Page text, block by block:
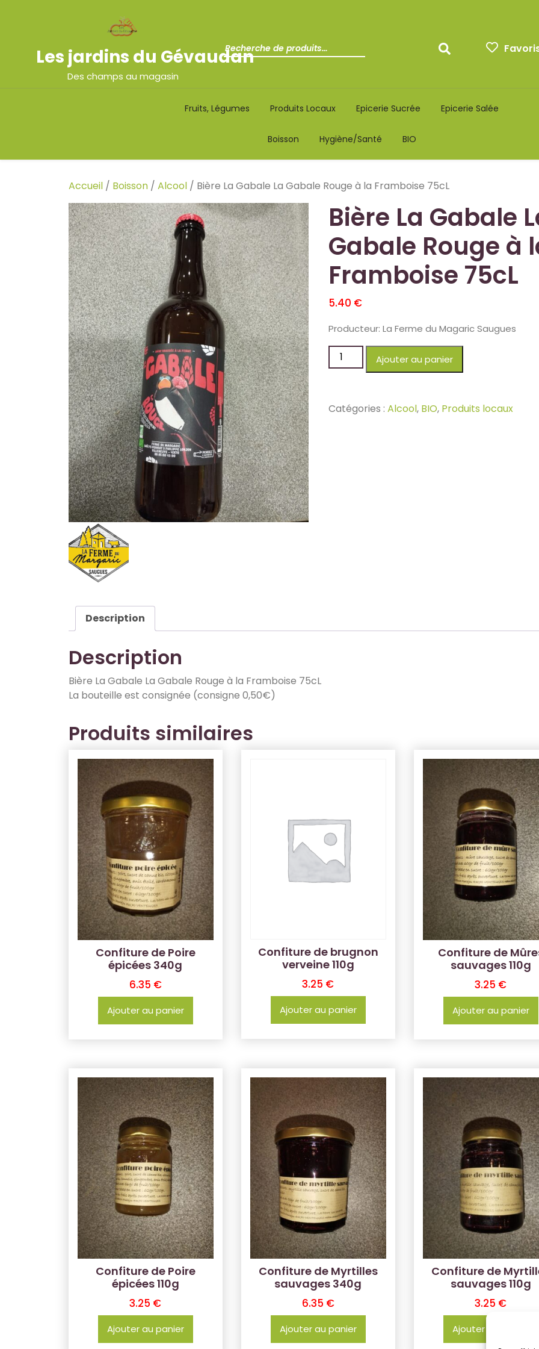
Les jardins du Gévaudan
Des champs au magasin
Fruits, Légumes Produits Locaux Epicerie Sucrée Epicerie Salée
Boisson Hygiène/santé BIO
Accueil / Boisson / Alcool / Bière La Gabale La Gabale Rouge à la Framboise 75cL
Bière La Gabale
Gabale Rouge à
Framboise 75cL
5.40 €
Producteur: La Ferme du Magaric Saugues
Ajouter au panier
Catégories :Alcool, BIO, Produits locaux
Description
Description
Bière La Gabale La Gabale Rouge à la Framboise 75cL
La bouteille est consignée (consigne 0,50€)
Produits similaires
Confiture de Poire
épicées 340g
6.35 €
Ajouter au panier
Confiture de brugnon
verveine 110g
3.25 €
Ajouter au panier
Confiture de
sauvages 110g
3.25 €
Ajouter au panier
Confiture de Poire
épicées 110g
3.25 €
Ajouter au panier
Confiture de Myrtilles
sauvages 340g
6.35 €
Ajouter au panier
Confiture de
sauvages 110g
3.25 €
Ajouter au panier